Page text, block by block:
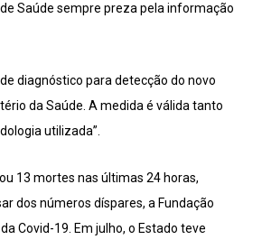
Saúde sempre preza pela informação
diagnóstico para detecção do novo
da Saúde. A medida é válida tanto
utilizada”.
13 mortes nas últimas 24 horas,
dos números díspares, a Fundação
Covid-19. Em julho, o Estado teve